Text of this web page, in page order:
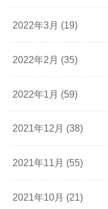
2022年3月 (19)
2022年2月 (35)
2022年1月 (59)
2021年12月 (38)
2021年11月 (55)
2021年10月 (21)